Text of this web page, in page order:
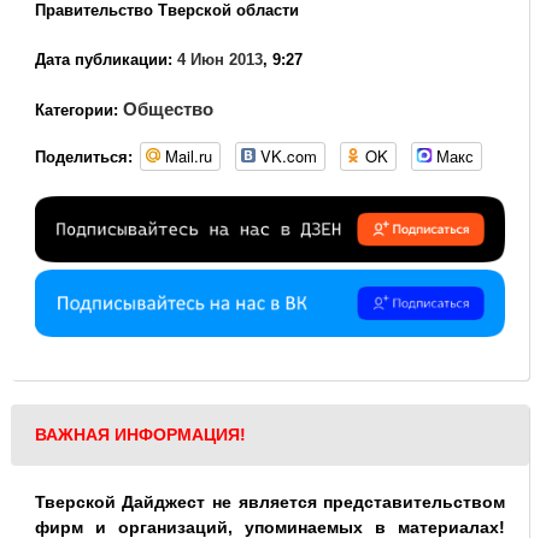
Правительство Тверской области
Дата публикации: 4 Июн 2013, 9:27
Категории: Общество
Поделиться: Mail.ru VK.com OK Макс
ВАЖНАЯ ИНФОРМАЦИЯ!
Тверской Дайджест не является представительством
фирм и организаций, упоминаемых в материалах!